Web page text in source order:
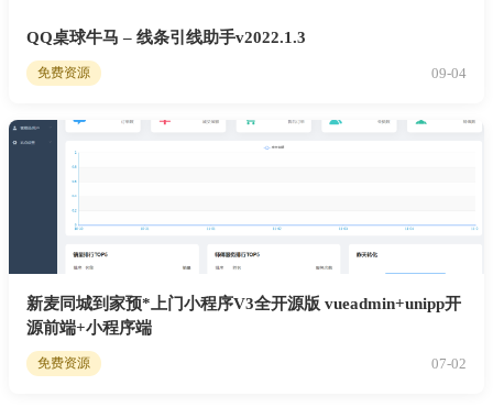
QQ桌球牛马 – 线条引线助手v2022.1.3
免费资源 09-04
新麦同城到家预*上门小程序V3全开源版 vueadmin+unipp开
源前端+小程序端
免费资源 07-02